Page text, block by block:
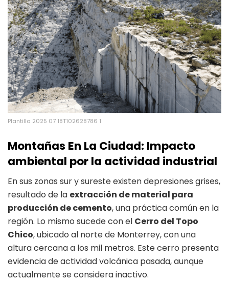
Plantilla 2025 07 18T102628786 1
Montañas En La Ciudad: Impacto
ambiental por la actividad industrial
En sus zonas sur y sureste existen depresiones grises,
resultado de la extracción de material para
producción de cemento, una práctica común en la
región. Lo mismo sucede con el Cerro del Topo
Chico, ubicado al norte de Monterrey, con una
altura cercana a los mil metros. Este cerro presenta
evidencia de actividad volcánica pasada, aunque
actualmente se considera inactivo.